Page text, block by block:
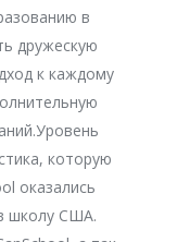
в
дружескую
к каждому
которую
оказались
школу США.